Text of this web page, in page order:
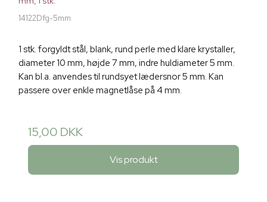
14122Dfg-5mm
1 stk. forgyldt stål, blank, rund perle med klare krystaller,
diameter 10 mm, højde 7 mm, indre huldiameter 5 mm.
Kan bl.a. anvendes til rundsyet lædersnor 5 mm. Kan
passere over enkle magnetlåse på 4 mm.
15,00 DKK
Vis produkt